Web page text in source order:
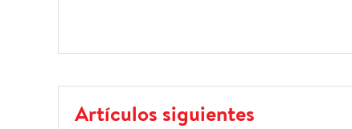
Artículos siguientes